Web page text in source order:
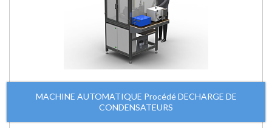
MACHINE AUTOMATIQUE Procédé DECHARGE DE
CONDENSATEURS